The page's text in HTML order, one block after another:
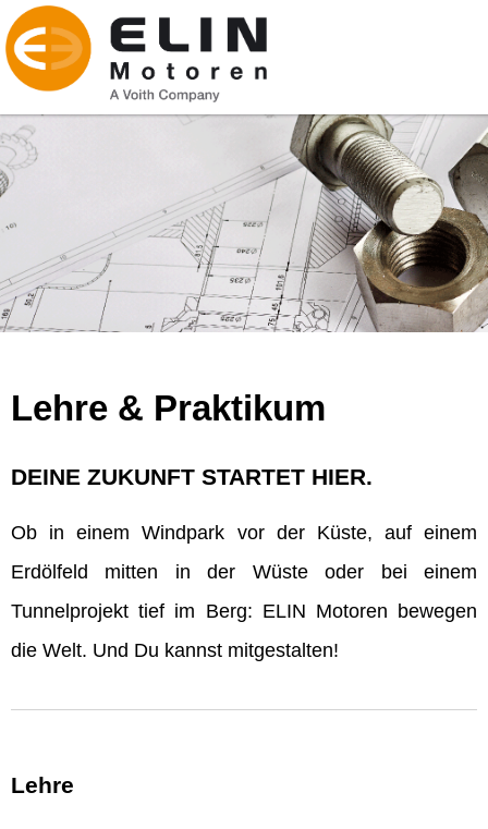
Lehre & Praktikum
DEINE ZUKUNFT STARTET HIER.
Ob in einem Windpark vor der Küste, auf einem
Erdölfeld mitten in der Wüste oder bei einem
Tunnelprojekt tief im Berg: ELIN Motoren bewegen
die Welt. Und Du kannst mitgestalten!
Lehre